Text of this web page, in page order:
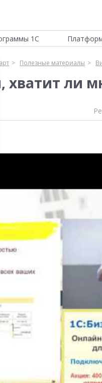
1С
Полезные материалы
хватит ли